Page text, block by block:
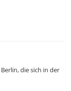
die sich in der